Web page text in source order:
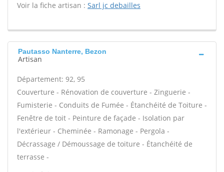
Voir la fiche artisan : Sarl jc debailles
Pautasso Nanterre, Bezon
Artisan
Département: 92, 95
Couverture - Rénovation de couverture - Zinguerie -
Fumisterie - Conduits de Fumée - Étanchéité de Toiture -
Fenêtre de toit - Peinture de façade - Isolation par
l'extérieur - Cheminée - Ramonage - Pergola -
Décrassage / Démoussage de toiture - Étanchéité de
terrasse -